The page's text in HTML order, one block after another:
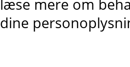
læse mere om
dine